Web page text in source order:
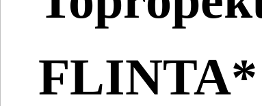
FLINTA*